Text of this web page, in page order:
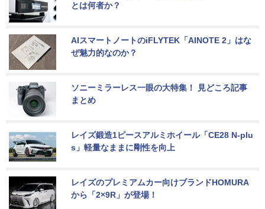
とは何者か？
AIスマートノートのiFLYTEK「AINOTE 2」はな
ぜ魅力的なのか？
ソニーミラーレス一眼の大特集！ 見どころ記事
まとめ
レイズ鍛造1ピースアルミホイール「CE28 N-plu
s」軽量なままに剛性を向上
レイズのプレミアムカー向けブランドHOMURA
から「2×9R」が登場！